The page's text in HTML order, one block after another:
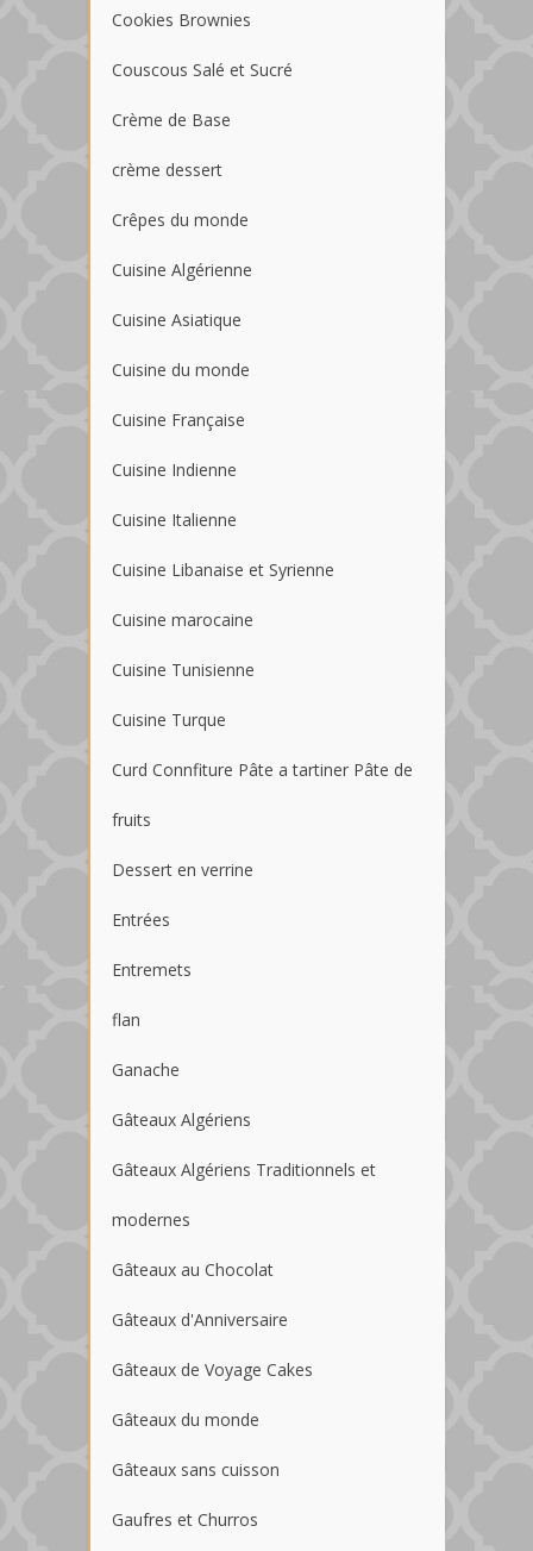
Cookies Brownies
Couscous Salé et Sucré
Crème de Base
crème dessert
Crêpes du monde
Cuisine Algérienne
Cuisine Asiatique
Cuisine du monde
Cuisine Française
Cuisine Indienne
Cuisine Italienne
Cuisine Libanaise et Syrienne
Cuisine marocaine
Cuisine Tunisienne
Cuisine Turque
Curd Connfiture Pâte a tartiner Pâte de
fruits
Dessert en verrine
Entrées
Entremets
flan
Ganache
Gâteaux Algériens
Gâteaux Algériens Traditionnels et
modernes
Gâteaux au Chocolat
Gâteaux d'Anniversaire
Gâteaux de Voyage Cakes
Gâteaux du monde
Gâteaux sans cuisson
Gaufres et Churros